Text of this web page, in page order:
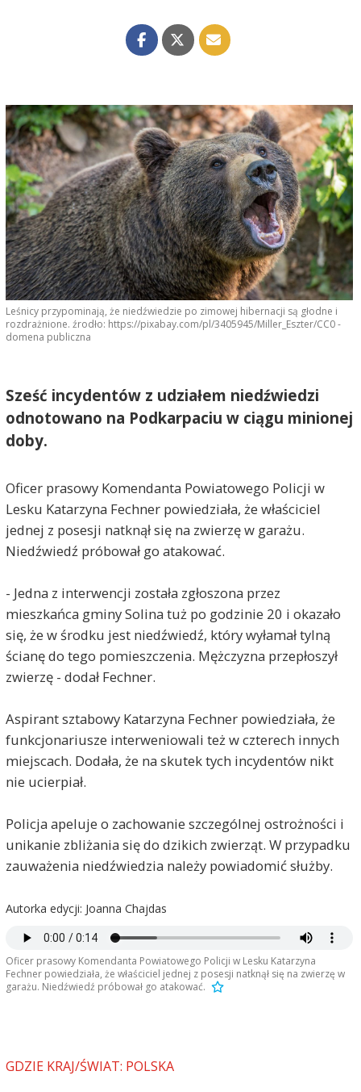
Leśnicy przypominają, że niedźwiedzie po zimowej hibernacji są głodne i
rozdrażnione. źrodło: https://pixabay.com/pl/3405945/Miller_Eszter/CC0 -
domena publiczna
Sześć incydentów z udziałem niedźwiedzi
odnotowano na Podkarpaciu w ciągu minionej
doby.
Oficer prasowy Komendanta Powiatowego Policji w
Lesku Katarzyna Fechner powiedziała, że właściciel
jednej z posesji natknął się na zwierzę w garażu.
Niedźwiedź próbował go atakować.
- Jedna z interwencji została zgłoszona przez
mieszkańca gminy Solina tuż po godzinie 20 i okazało
się, że w środku jest niedźwiedź, który wyłamał tylną
ścianę do tego pomieszczenia. Mężczyzna przepłoszył
zwierzę - dodał Fechner.
Aspirant sztabowy Katarzyna Fechner powiedziała, że
funkcjonariusze interweniowali też w czterech innych
miejscach. Dodała, że na skutek tych incydentów nikt
nie ucierpiał.
Policja apeluje o zachowanie szczególnej ostrożności i
unikanie zbliżania się do dzikich zwierząt. W przypadku
zauważenia niedźwiedzia należy powiadomić służby.
Autorka edycji: Joanna Chajdas
Oficer prasowy Komendanta Powiatowego Policji w Lesku Katarzyna
Fechner powiedziała, że właściciel jednej z posesji natknął się na zwierzę w
garażu. Niedźwiedź próbował go atakować.
GDZIE KRAJ/ŚWIAT: POLSKA